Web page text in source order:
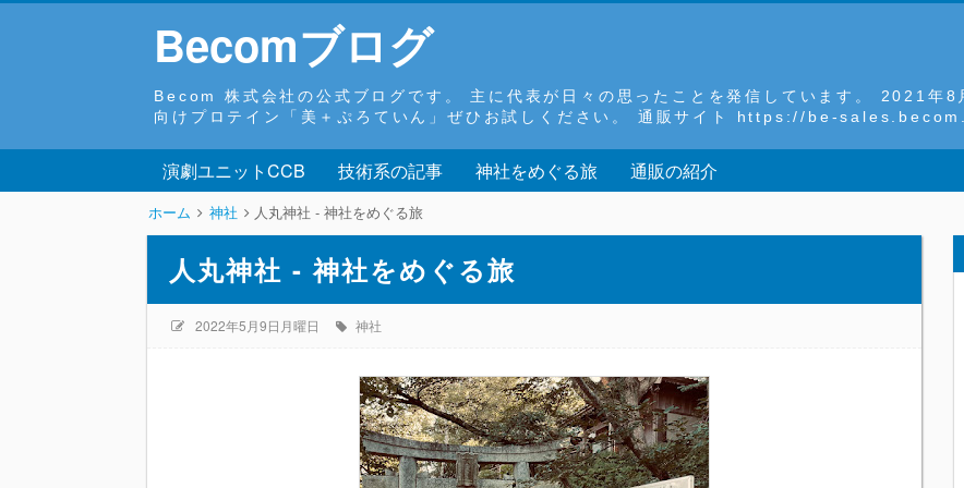
Becomブログ
Becom 株式会社の公式ブログです。 主に代表が日々の思ったことを発信しています。 2021年8
向けプロテイン「美＋ぷろていん」ぜひお試しください。 通販サイト https://be-
演劇ユニットCCB 技術系の記事 神社をめぐる旅 通販の紹介
ホーム 神社 人丸神社 - 神社をめぐる旅
人丸神社 - 神社をめぐる旅
2022年5月9日月曜日 神社